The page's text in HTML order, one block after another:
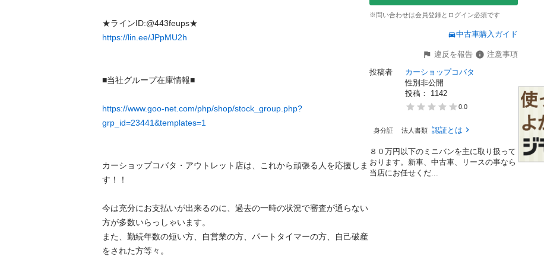
https://lin.ee/JPpMU2h
■当社グループ在庫情報■
https://www.goo-net.com/php/shop/stock_group.php?
grp_id=23441&templates=1
カーショップコバタ・アウトレット店は、これから頑張る人を応援しま
す！！
今は充分にお支払いが出来るのに、過去の一時の状況で審査が通らない
方が多数いらっしゃいます。
また、勤続年数の短い方、自営業の方、パートタイマーの方、自己破産
をされた方等々。
※問い合わせは会員登録とログイン必須です
中古車購入ガイド
違反を報告
注意事項
投稿者
カーショップコバタ
性別非公開
投稿： 1142
0.0
身分証 法人書類 認証とは
８０万円以下のミニバンを主に取り扱って
おります。新車、中古車、リースの事なら
当店にお任せくだ...